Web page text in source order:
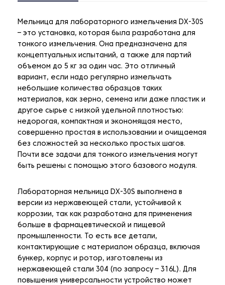
Мельница для лабораторного измельчения DX-30S
– это установка, которая была разработана для
тонкого измельчения. Она предназначена для
концептуальных испытаний, а также для партий
объемом до 5 кг за один час. Это отличный
вариант, если надо регулярно измельчать
небольшие количества образцов таких
материалов, как зерно, семена или даже пластик и
другое сырье с низкой удельной плотностью:
недорогая, компактная и экономящая место,
совершенно простая в использовании и очищаемая
без сложностей за несколько простых шагов.
Почти все задачи для тонкого измельчения могут
быть решены с помощью этого базового модуля.
Лабораторная мельница DX-30S выполнена в
версии из нержавеющей стали, устойчивой к
коррозии, так как разработана для применения
больше в фармацевтической и пищевой
промышленности. То есть все детали,
контактирующие с материалом образца, включая
бункер, корпус и ротор, изготовлены из
нержавеющей стали 304 (по запросу – 316L). Для
повышения универсальности устройство может